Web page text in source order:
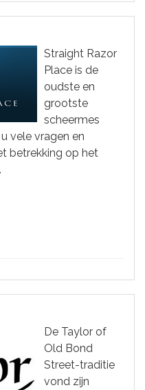
Straight Razor
Place is de
oudste en
grootste
scheermes
vele vragen en
betrekking op het
De Taylor of
Old Bond
Street-traditie
vond zijn